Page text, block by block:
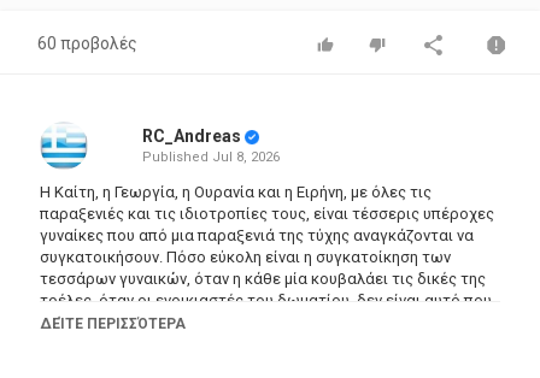
60 προβολές
RC_Andreas
Published Jul 8, 2026
Η Καίτη, η Γεωργία, η Ουρανία και η Ειρήνη, με όλες τις
παραξενιές και τις ιδιοτροπίες τους, είναι τέσσερις υπέροχες
γυναίκες που από μια παραξενιά της τύχης αναγκάζονται να
συγκατοικήσουν. Πόσο εύκολη είναι η συγκατοίκηση των
τεσσάρων γυναικών, όταν η κάθε μία κουβαλάει τις δικές της
τρέλες, όταν οι ενοικιαστές του δωματίου, δεν είναι αυτό που
περιμένουν και όταν ο Σωτήρης, πρώην άντρας της Μιρέλλας,
ΔΕΊΤΕ ΠΕΡΙΣΣΌΤΕΡΑ